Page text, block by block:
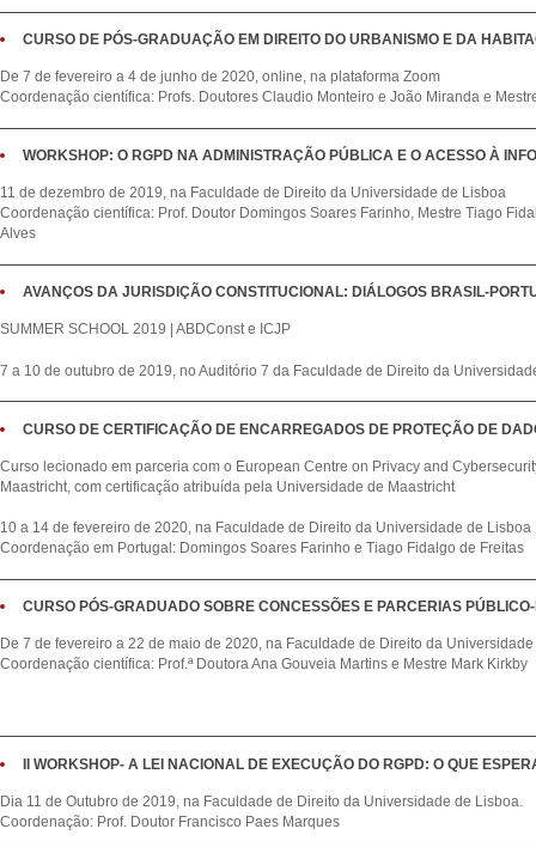
CURSO DE PÓS-GRADUAÇÃO EM DIREITO DO URBANISMO E DA
De 7 de fevereiro a 4 de junho de 2020, online, na plataforma Zoom
Coordenação científica: Profs. Doutores Claudio Monteiro e João Miranda e
WORKSHOP: O RGPD NA ADMINISTRAÇÃO PÚBLICA E O ACESSO À
11 de dezembro de 2019, na Faculdade de Direito da Universidade de Lisboa
Coordenação científica: Prof. Doutor Domingos Soares Farinho, Mestre Tiago
Alves
AVANÇOS DA JURISDIÇÃO CONSTITUCIONAL: DIÁLOGOS BRASIL-
SUMMER SCHOOL 2019 | ABDConst e ICJP
7 a 10 de outubro de 2019, no Auditório 7 da Faculdade de Direito da
CURSO DE CERTIFICAÇÃO DE ENCARREGADOS DE PROTEÇÃO DE
Curso lecionado em parceria com o European Centre on Privacy and
Maastricht, com certificação atribuída pela Universidade de Maastricht
10 a 14 de fevereiro de 2020, na Faculdade de Direito da Universidade de Lisboa
Coordenação em Portugal: Domingos Soares Farinho e Tiago Fidalgo de Freitas
CURSO PÓS-GRADUADO SOBRE CONCESSÕES E PARCERIAS
De 7 de fevereiro a 22 de maio de 2020, na Faculdade de Direito da
Coordenação científica: Prof.ª Doutora Ana Gouveia Martins e Mestre Mark Kirkby
II WORKSHOP- A LEI NACIONAL DE EXECUÇÃO DO RGPD: O QUE
Dia 11 de Outubro de 2019, na Faculdade de Direito da Universidade de Lisboa.
Coordenação: Prof. Doutor Francisco Paes Marques